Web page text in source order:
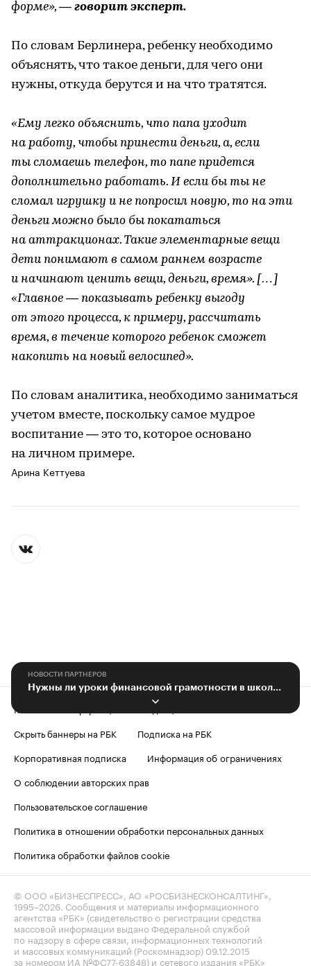
форме», — говорит эксперт.
По словам Берлинера, ребенку необходимо
объяснять, что такое деньги, для чего они
нужны, откуда берутся и на что тратятся.
«Ему легко объяснить, что папа уходит
на работу, чтобы принести деньги, а, если
ты сломаешь телефон, то папе придется
дополнительно работать. И если бы ты не
сломал игрушку и не попросил новую, то на эти
деньги можно было бы покататься
на аттракционах. Такие элементарные вещи
дети понимают в самом раннем возрасте
и начинают ценить вещи, деньги, время». […]
«Главное — показывать ребенку выгоду
от этого процесса, к примеру, рассчитать
время, в течение которого ребенок сможет
накопить на новый велосипед».
По словам аналитика, необходимо заниматься
учетом вместе, поскольку самое мудрое
воспитание — это то, которое основано
на личном примере.
Арина Кеттуева
НОВОСТИ ПАРТНЕРОВ
Нужны ли уроки финансовой грамотности в школах и техникумах?
Контактная информация
Скрыть баннеры на РБК
Подписка на РБК
Корпоративная подписка
Информация об ограничениях
О соблюдении авторских прав
Пользовательское соглашение
Политика в отношении обработки персональных данных
Политика обработки файлов cookie
© ООО «БИЗНЕСПРЕСС», АО «РОСБИЗНЕСКОНСАЛТИНГ»,
1995–2026. Сообщения и материалы информационного
агентства «РБК» (свидетельство о регистрации средства
массовой информации выдано Федеральной службой
по надзору в сфере связи, информационных технологий
и массовых коммуникаций (Роскомнадзор) 09.12.2015
за номером ИА №ФС77-63848) и сетевого издания «РБК»